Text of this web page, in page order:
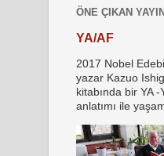
ÖNE ÇIKAN YAYIN
YA/AF
2017 Nobel
yazar Kazuo
kitabında bir YA -
anlatımı ile